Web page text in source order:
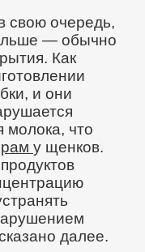
свою очередь,
— обычно
Как
и они
молока, что
у щенков.
далее.